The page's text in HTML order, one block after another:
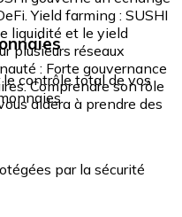
Yield farming : SUSHI
liquidité et le yield
plusieurs réseaux
: Forte gouvernance
Comprendre son rôle
aidera à prendre des
contrôle total de vos
par la sécurité